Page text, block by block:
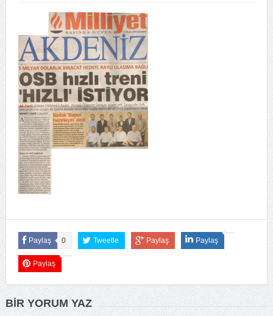
Paylaş 0 Tweetle Paylaş Paylaş
Paylaş
BIR YORUM YAZ